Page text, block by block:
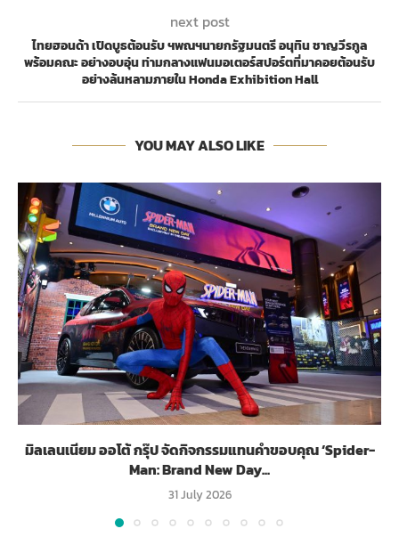
next post
ไทยฮอนด้า เปิดบูธต้อนรับ ฯพณฯนายกรัฐมนตรี อนุทิน ชาญวีรกูล
พร้อมคณะ อย่างอบอุ่น ท่ามกลางแฟนมอเตอร์สปอร์ตที่มาคอยต้อนรับ
อย่างล้นหลามภายใน Honda Exhibition Hall
YOU MAY ALSO LIKE
มิลเลนเนียม ออโต้ กรุ๊ป จัดกิจกรรมแทนคำขอบคุณ ‘Spider-
Man: Brand New Day...
31 July 2026